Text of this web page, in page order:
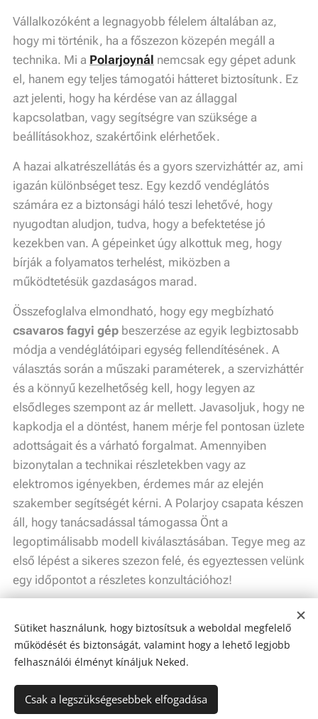
Vállalkozóként a legnagyobb félelem általában az,
hogy mi történik, ha a főszezon közepén megáll a
technika. Mi a Polarjoynál nemcsak egy gépet adunk
el, hanem egy teljes támogatói hátteret biztosítunk. Ez
azt jelenti, hogy ha kérdése van az állaggal
kapcsolatban, vagy segítségre van szüksége a
beállításokhoz, szakértőink elérhetőek.
A hazai alkatrészellátás és a gyors szervizháttér az, ami
igazán különbséget tesz. Egy kezdő vendéglátós
számára ez a biztonsági háló teszi lehetővé, hogy
nyugodtan aludjon, tudva, hogy a befektetése jó
kezekben van. A gépeinket úgy alkottuk meg, hogy
bírják a folyamatos terhelést, miközben a
működtetésük gazdaságos marad.
Összefoglalva elmondható, hogy egy megbízható
csavaros fagyi gép beszerzése az egyik legbiztosabb
módja a vendéglátóipari egység fellendítésének. A
választás során a műszaki paraméterek, a szervizháttér
és a könnyű kezelhetőség kell, hogy legyen az
elsődleges szempont az ár mellett. Javasoljuk, hogy ne
kapkodja el a döntést, hanem mérje fel pontosan üzlete
adottságait és a várható forgalmat. Amennyiben
bizonytalan a technikai részletekben vagy az
elektromos igényekben, érdemes már az elején
szakember segítségét kérni. A Polarjoy csapata készen
áll, hogy tanácsadással támogassa Önt a
legoptimálisabb modell kiválasztásában. Tegye meg az
első lépést a sikeres szezon felé, és egyeztessen velünk
egy időpontot a részletes konzultációhoz!
Share
Sütiket használunk, hogy biztosítsuk a weboldal megfelelő
működését és biztonságát, valamint hogy a lehető legjobb
felhasználói élményt kínáljuk Neked.
Csak a legszükségesebbek elfogadása